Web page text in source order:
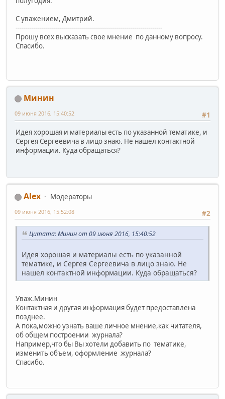
С уважением, Дмитрий.
-------------------------------------------------------------------------
Прошу всех высказать свое мнение по данному вопросу.
Спасибо.
Минин
#1
09 июня 2016, 15:40:52
Идея хорошая и материалы есть по указанной тематике, и
Сергея Сергеевича в лицо знаю. Не нашел контактной
информации. Куда обращаться?
Alex
Модераторы
#2
09 июня 2016, 15:52:08
Цитата: Минин от 09 июня 2016, 15:40:52
Идея хорошая и материалы есть по указанной
тематике, и Сергея Сергеевича в лицо знаю. Не
нашел контактной информации. Куда обращаться?
Уваж.Минин
Контактная и другая информация будет предоставлена
позднее.
А пока,можно узнать ваше личное мнение,как читателя,
об общем построении журнала?
Например,что бы Вы хотели добавить по тематике,
изменить объем, оформление журнала?
Спасибо.